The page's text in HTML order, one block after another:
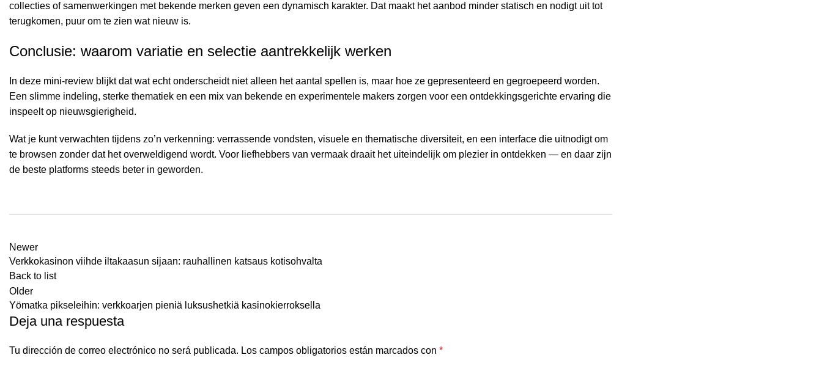
collecties of samenwerkingen met bekende merken geven een dynamisch karakter. Dat maakt het aanbod minder statisch en nodigt uit tot
terugkomen, puur om te zien wat nieuw is.
Conclusie: waarom variatie en selectie aantrekkelijk werken
In deze mini-review blijkt dat wat echt onderscheidt niet alleen het aantal spellen is, maar hoe ze gepresenteerd en gegroepeerd worden.
Een slimme indeling, sterke thematiek en een mix van bekende en experimentele makers zorgen voor een ontdekkingsgerichte ervaring die
inspeelt op nieuwsgierigheid.
Wat je kunt verwachten tijdens zo’n verkenning: verrassende vondsten, visuele en thematische diversiteit, en een interface die uitnodigt om
te browsen zonder dat het overweldigend wordt. Voor liefhebbers van vermaak draait het uiteindelijk om plezier in ontdekken — en daar zijn
de beste platforms steeds beter in geworden.
Newer
Verkkokasinon viihde iltakaasun sijaan: rauhallinen katsaus kotisohvalta
Back to list
Older
Yömatka pikseleihin: verkkoarjen pieniä luksushetkiä kasinokierroksella
Deja una respuesta
Tu dirección de correo electrónico no será publicada. Los campos obligatorios están marcados con *